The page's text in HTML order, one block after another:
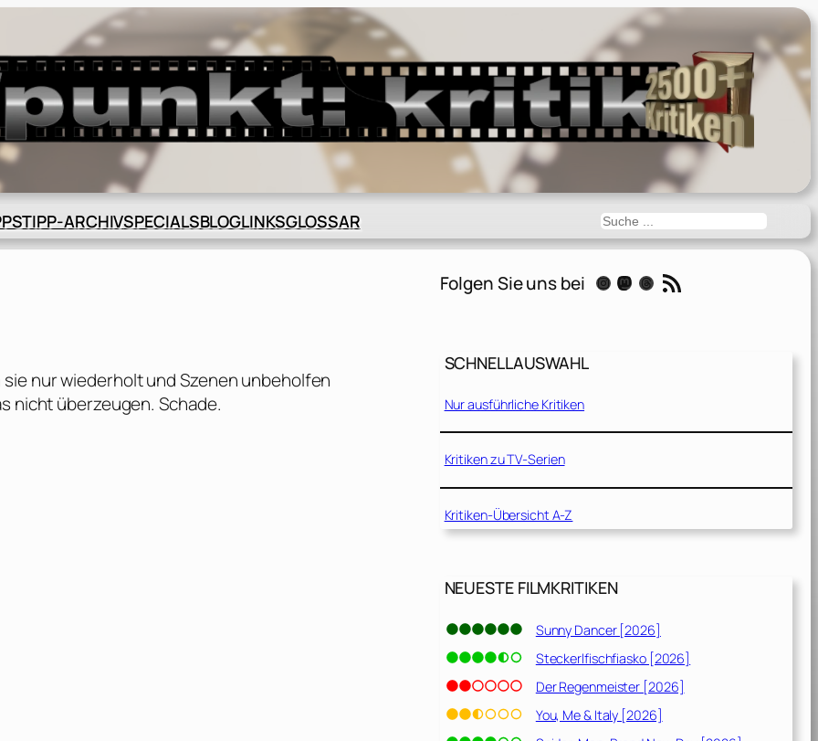
TIPP-ARCHIVSPECIALSBLOGLINKSGLOSSAR Suchen
nur wiederholt und Szenen unbeholfen
nicht überzeugen. Schade.
Folgen Sie uns bei Instagram Mastodon Threads RSS-Feed
SCHNELLAUSWAHL
Nur ausführliche Kritiken
Kritiken zu TV-Serien
Kritiken-Übersicht A-Z
NEUESTE FILMKRITIKEN
Sunny Dancer [2026]
Steckerlfischfiasko [2026]
Der Regenmeister [2026]
You, Me & Italy [2026]